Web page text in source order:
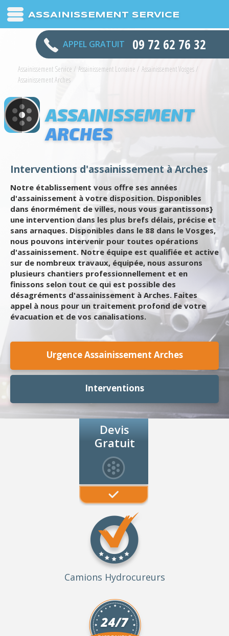
ASSAINISSEMENT SERVICE
APPEL GRATUIT 09 72 62 76 32
Assainissement Service / Assainissement Lorraine / Assainissement Vosges/
Assainissement Arches
ASSAINISSEMENT
ARCHES
Interventions d'assainissement à Arches
Notre établissement vous offre ses années
d'assainissement à votre disposition. Disponibles
dans énormément de villes, nous vous garantissons}
une intervention dans les plus brefs délais, précise et
sans arnaques. Disponibles dans le 88 dans le Vosges,
nous pouvons intervenir pour toutes opérations
d'assainissement. Notre équipe est qualifiée et active
sur de nombreux travaux, équipée, nous assurons
plusieurs chantiers professionnellement et en
finissons selon tout ce qui est possible des
désagréments d'assainissement à Arches. Faites
appel à nous pour un traitement profond de votre
évacuation et de vos canalisations.
Urgence Assainissement Arches
Interventions
Devis
Gratuit
Camions Hydrocureurs